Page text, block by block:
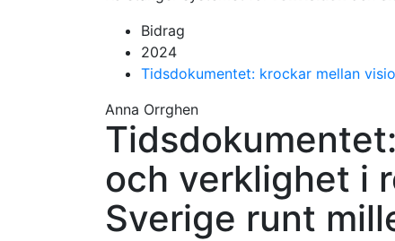
Bidrag
2024
Tidsdokumentet: krockar mellan
Anna Orrghen
och verklighet i
Sverige runt